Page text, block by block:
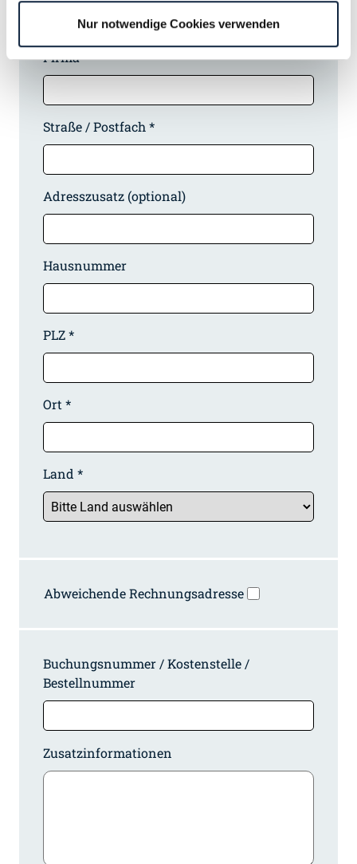
Nur notwendige Cookies verwenden
Adresse
Firma *
Straße / Postfach *
Adresszusatz (optional)
Hausnummer
PLZ *
Ort *
Land *
Abweichende Rechnungsadresse
Buchungsnummer / Kostenstelle /
Bestellnummer
Zusatzinformationen